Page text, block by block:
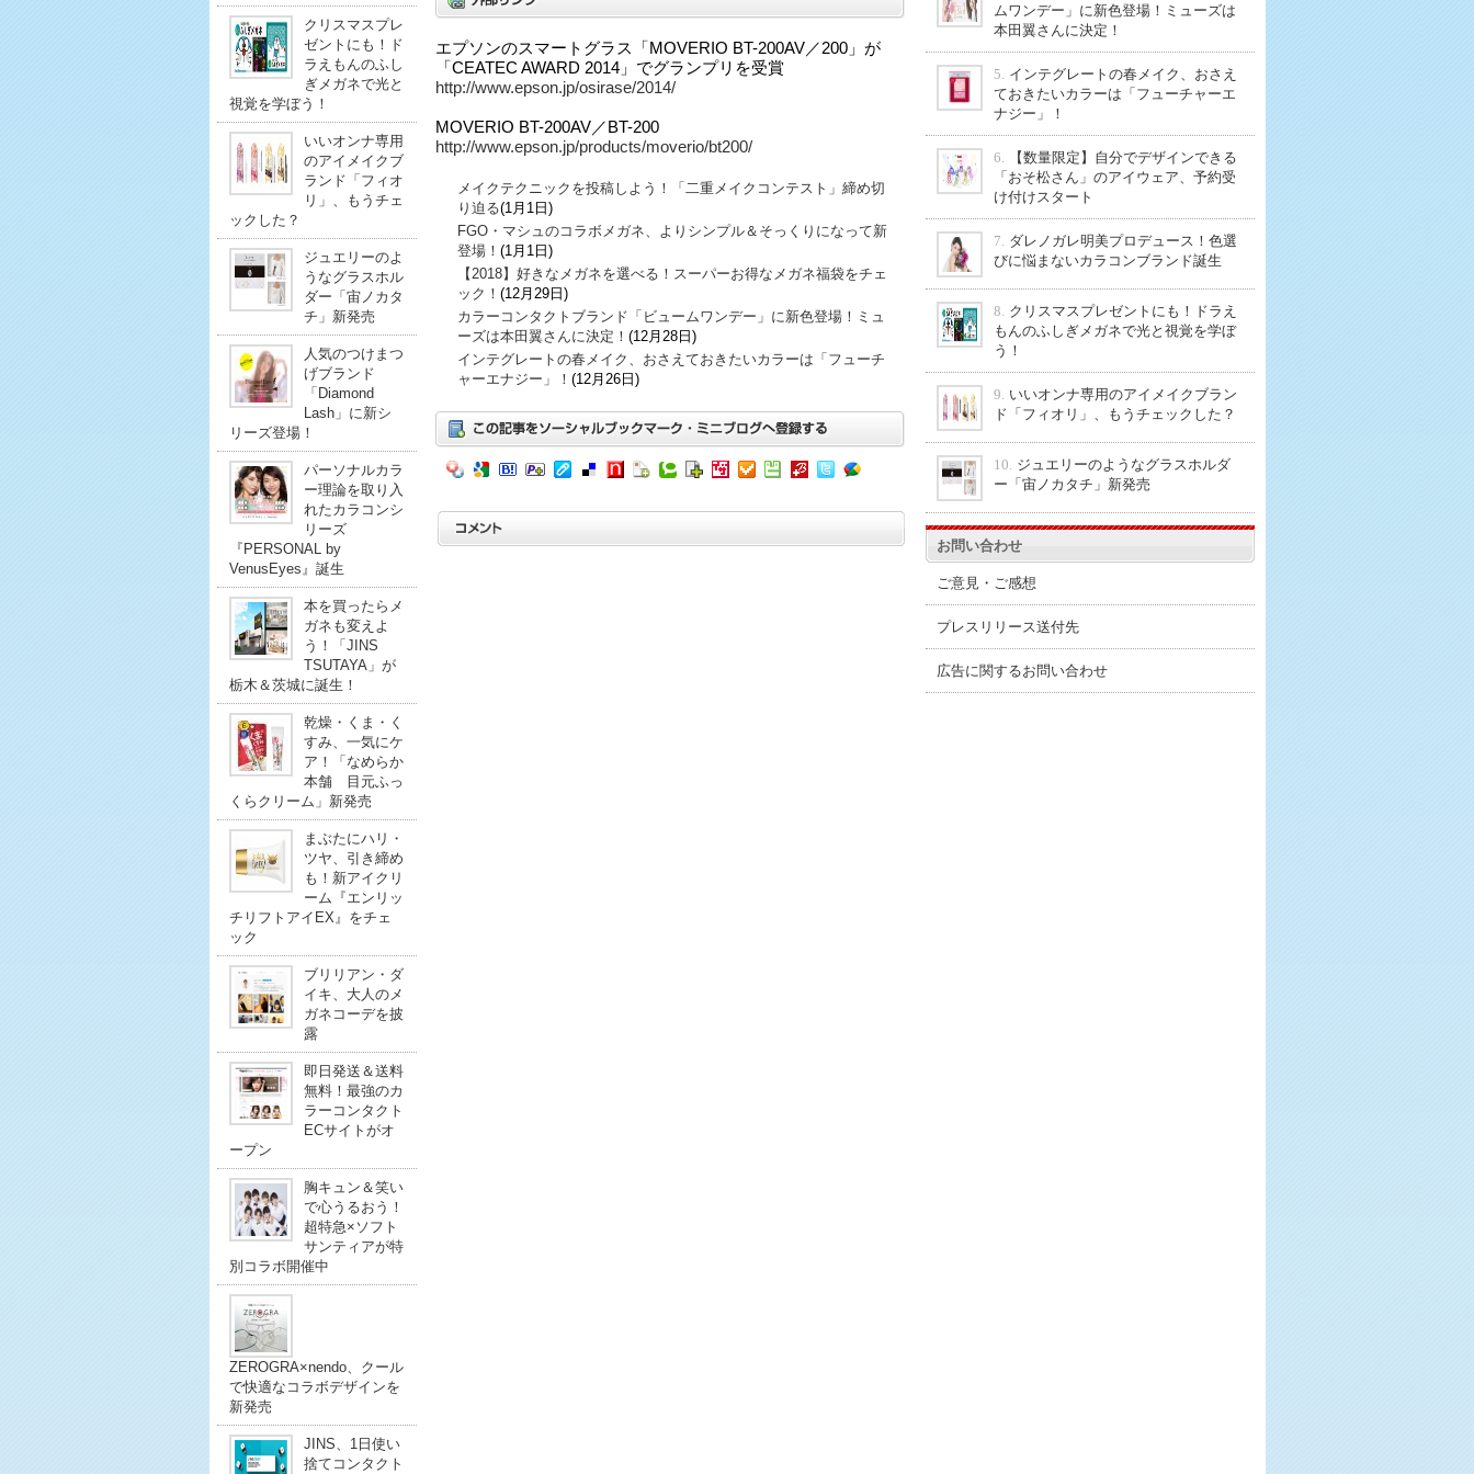
クリスマスプレ
ゼントにも！ド
ラえもんのふし
ぎメガネで光と
視覚を学ぼう！
いいオンナ専用
のアイメイクブ
ランド「フィオ
リ」、もうチェ
ックした？
ジュエリーのよ
うなグラスホル
ダー「宙ノカタ
チ」新発売
人気のつけまつ
げブランド
「Diamond
Lash」に新シ
リーズ登場！
パーソナルカラ
ー理論を取り入
れたカラコンシ
リーズ
『PERSONAL by
VenusEyes』誕生
本を買ったらメ
ガネも変えよ
う！「JINS
TSUTAYA」が
栃木＆茨城に誕生！
乾燥・くま・く
すみ、一気にケ
ア！「なめらか
本舗 目元ふっ
くらクリーム」新発売
まぶたにハリ・
ツヤ、引き締め
も！新アイクリ
ーム『エンリッ
チリフトアイEX』をチェ
ック
ブリリアン・ダ
イキ、大人のメ
ガネコーデを披
露
即日発送＆送料
無料！最強のカ
ラーコンタクト
ECサイトがオ
ープン
胸キュン＆笑い
で心うるおう！
超特急×ソフト
サンティアが特
別コラボ開催中
ZEROGRA×nendo、クール
で快適なコラボデザインを
新発売
JINS、1日使い
捨てコンタクト
エプソンのスマートグラス「MOVERIO BT-200AV／200」が
「CEATEC AWARD 2014」でグランプリを受賞
http://www.epson.jp/osirase/2014/
MOVERIO BT-200AV／BT-200
http://www.epson.jp/products/moverio/bt200/
メイクテクニックを投稿しよう！「二重メイクコンテスト」締め切
り迫る(1月1日)
FGO・マシュのコラボメガネ、よりシンプル＆そっくりになって新
登場！ (1月1日)
【2018】好きなメガネを選べる！スーパーお得なメガネ福袋をチェ
ック！ (12月29日)
カラーコンタクトブランド「ビュームワンデー」に新色登場！ミュ
ーズは本田翼さんに決定！ (12月28日)
インテグレートの春メイク、おさえておきたいカラーは「フューチ
ャーエナジー」！ (12月26日)
ムワンデー」に新色登場！ミューズは
本田翼さんに決定！
5. インテグレートの春メイク、おさえ
ておきたいカラーは「フューチャーエ
ナジー」！
6.
【数量限定】自分でデザインできる
「おそ松さん」のアイウェア、予約受
け付けスタート
7. ダレノガレ明美プロデュース！色選
びに悩まないカラコンブランド誕生
8. クリスマスプレゼントにも！ドラえ
もんのふしぎメガネで光と視覚を学ぼ
う！
9. いいオンナ専用のアイメイクブラン
ド「フィオリ」、もうチェックした？
10. ジュエリーのようなグラスホルダ
ー「宙ノカタチ」新発売
お問い合わせ
ご意見・ご感想
プレスリリース送付先
広告に関するお問い合わせ